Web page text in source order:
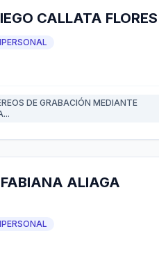
CALLATA FLORES
DE GRABACIÓN MEDIANTE
ALIAGA